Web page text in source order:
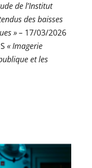
de l’Institut
des baisses
» – 17/03/2026
« Imagerie
et les